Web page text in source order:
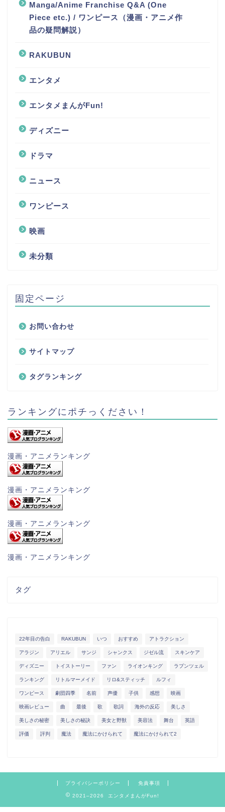
Manga/Anime Franchise Q&A (One
Piece etc.) / ワンピース（漫画・アニメ作
品の疑問解説）
RAKUBUN
エンタメ
エンタメまんがFun!
ディズニー
ドラマ
ニュース
ワンピース
映画
未分類
固定ページ
お問い合わせ
サイトマップ
タグランキング
ランキングにポチっください！
漫画・アニメランキング
漫画・アニメランキング
漫画・アニメランキング
漫画・アニメランキング
タグ
22年目の告白 RAKUBUN いつ おすすめ アトラクション
アラジン アリエル サンジ シャンクス ジゼル流 スキンケア
ディズニー トイストーリー ファン ライオンキング ラプンツェル
ランキング リトルマーメイド リロ&スティッチ ルフィ
ワンピース 劇団四季 名前 声優 子供 感想 映画
映画レビュー 曲 最後 歌 歌詞 海外の反応 美しさ
美しさの秘密 美しさの秘訣 美女と野獣 美容法 舞台 英語
評価 評判 魔法 魔法にかけられて 魔法にかけられて2
プライバシーポリシー 免責事項
2021–2026 エンタメまんがFun!